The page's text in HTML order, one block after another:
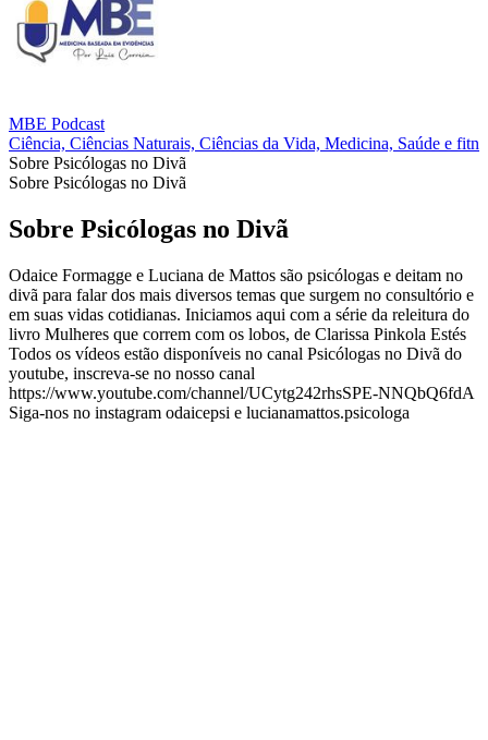
MBE Podcast
Ciência, Ciências Naturais, Ciências da Vida, Medicina, Saúde e
Sobre Psicólogas no Divã
Sobre Psicólogas no Divã
Sobre Psicólogas no Divã
Odaice Formagge e Luciana de Mattos são psicólogas e deitam no
divã para falar dos mais diversos temas que surgem no consultório e
em suas vidas cotidianas. Iniciamos aqui com a série da releitura do
livro Mulheres que correm com os lobos, de Clarissa Pinkola Estés
Todos os vídeos estão disponíveis no canal Psicólogas no Divã do
youtube, inscreva-se no nosso canal
https://www.youtube.com/channel/UCytg242rhsSPE-NNQbQ6fdA
Siga-nos no instagram odaicepsi e lucianamattos.psicologa